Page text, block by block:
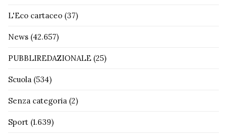
L'Eco cartaceo (37)
News (42.657)
PUBBLIREDAZIONALE (25)
Scuola (534)
Senza categoria (2)
Sport (1.639)